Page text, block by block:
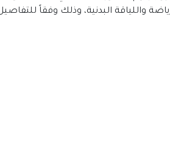
واللياقة البدنية، وذلك وفقاً